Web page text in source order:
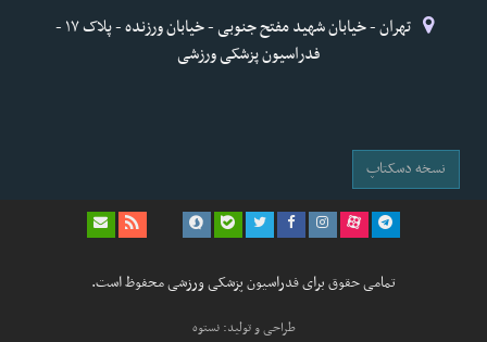
تهران - خیابان شهید مفتح جنوبی - خیابان ورزنده - پلاک ۱۷ -
فدراسیون پزشکی ورزشی
نسخه دسکتاپ
تمامی حقوق برای فدراسیون پزشکی ورزشی محفوظ است.
طراحی و تولید: نستوه